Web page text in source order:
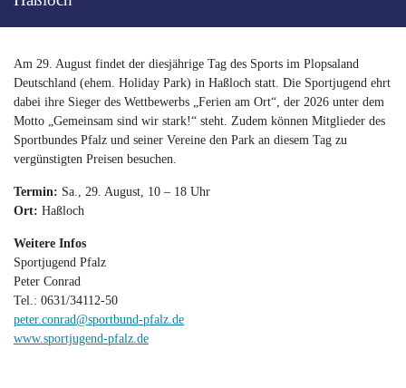
Am 29. August findet der diesjährige Tag des Sports im Plopsaland
Deutschland (ehem. Holiday Park) in Haßloch statt. Die Sportjugend ehrt
dabei ihre Sieger des Wettbewerbs „Ferien am Ort“, der 2026 unter dem
Motto „Gemeinsam sind wir stark!“ steht. Zudem können Mitglieder des
Sportbundes Pfalz und seiner Vereine den Park an diesem Tag zu
vergünstigten Preisen besuchen.
Termin: Sa., 29. August, 10 – 18 Uhr
Ort: Haßloch
Weitere Infos
Sportjugend Pfalz
Peter Conrad
Tel.: 0631/34112-50
peter.conrad@sportbund-pfalz.de
www.sportjugend-pfalz.de